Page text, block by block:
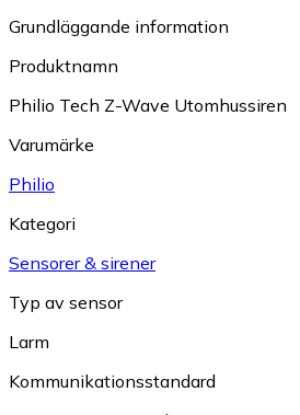
Grundläggande information
Produktnamn
Philio Tech Z-Wave Utomhussiren
Varumärke
Philio
Kategori
Sensorer & sirener
Typ av sensor
Larm
Kommunikationsstandard